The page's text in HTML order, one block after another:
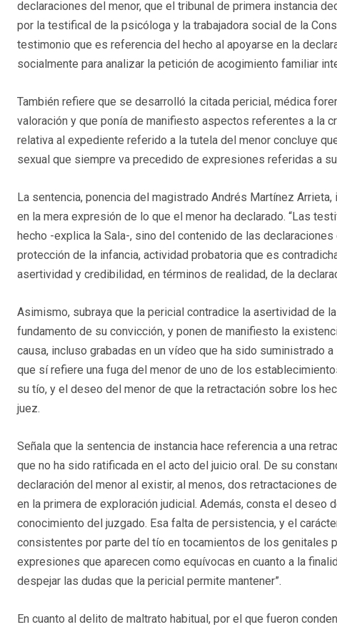
declaraciones del menor, que el tribunal de primera instancia
por la testifical de la psicóloga y la trabajadora social de la
testimonio que es referencia del hecho al apoyarse en la
socialmente para analizar la petición de acogimiento familiar
También refiere que se desarrolló la citada pericial, médica
valoración y que ponía de manifiesto aspectos referentes a la
relativa al expediente referido a la tutela del menor concluye
sexual que siempre va precedido de expresiones referidas a
La sentencia, ponencia del magistrado Andrés Martínez
en la mera expresión de lo que el menor ha declarado. “Las
hecho -explica la Sala-, sino del contenido de las
protección de la infancia, actividad probatoria que es
asertividad y credibilidad, en términos de realidad, de la
Asimismo, subraya que la pericial contradice la asertividad de
fundamento de su convicción, y ponen de manifiesto la
causa, incluso grabadas en un vídeo que ha sido suministrado
que sí refiere una fuga del menor de uno de los
su tío, y el deseo del menor de que la retractación sobre los
juez.
Señala que la sentencia de instancia hace referencia a una
que no ha sido ratificada en el acto del juicio oral. De su
declaración del menor al existir, al menos, dos retractaciones
en la primera de exploración judicial. Además, consta el deseo
conocimiento del juzgado. Esa falta de persistencia, y el
consistentes por parte del tío en tocamientos de los genitales
expresiones que aparecen como equívocas en cuanto a la
despejar las dudas que la pericial permite mantener”.
En cuanto al delito de maltrato habitual, por el que fueron